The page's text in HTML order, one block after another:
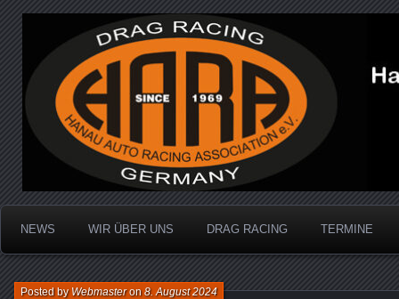
Hanau Auto Racing
Dragracing auf der 1/4 Meile
NEWS WIR ÜBER UNS DRAG RACING TERMINE
Posted byWebmasteron8. August 2024